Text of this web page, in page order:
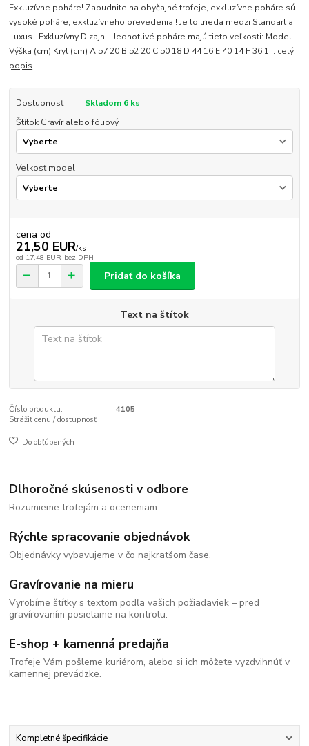
Exkluzívne poháre! Zabudnite na obyčajné trofeje, exkluzívne poháre sú
vysoké poháre, exkluzívneho prevedenia ! Je to trieda medzi Standart a
Luxus. Exkluzívny Dizajn Jednotlivé poháre majú tieto veľkosti: Model
Výška (cm) Kryt (cm) A 57 20 B 52 20 C 50 18 D 44 16 E 40 14 F 36 1... celý
popis
Dostupnosť
Skladom 6 ks
Štítok Gravír alebo fóliový
Velkosť model
cena od
21,50 EUR/ks
od 17,48 EUR bez DPH
Pridať do košíka
Text na štítok
Číslo produktu:
4105
Strážiť cenu / dostupnosť
Do obľúbených
Dlhoročné skúsenosti v odbore
Rozumieme trofejám a oceneniam.
Rýchle spracovanie objednávok
Objednávky vybavujeme v čo najkratšom čase.
Gravírovanie na mieru
Vyrobíme štítky s textom podľa vašich požiadaviek – pred
gravírovaním posielame na kontrolu.
E-shop + kamenná predajňa
Trofeje Vám pošleme kuriérom, alebo si ich môžete vyzdvihnúť v
kamennej prevádzke.
Kompletné špecifikácie